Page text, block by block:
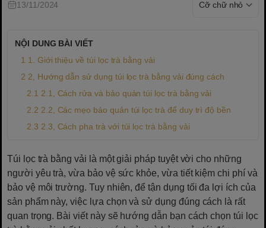
13/11/2024
NỘI DUNG BÀI VIẾT
1. Giới thiệu về túi lọc trà bằng vải
2, Hướng dẫn sử dụng túi lọc trà bằng vải đúng cách
2.1, Cách rửa và bảo quản túi lọc trà bằng vải
2.2, Các mẹo bảo quản túi lọc trà để duy trì độ bền
2.3, Cách pha trà với túi lọc trà bằng vải
Túi lọc trà bằng vải là một giải pháp tuyệt vời cho những
người yêu trà, vừa bảo vệ sức khỏe, vừa tiết kiệm chi phí và
bảo vệ môi trường. Tuy nhiên, để tận dụng tối đa lợi ích của
sản phẩm này, việc lựa chọn và sử dụng đúng cách là rất
quan trọng. Bài viết này sẽ hướng dẫn bạn cách chọn túi lọc